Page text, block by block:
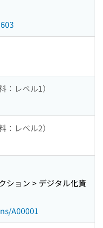
レベル1）
レベル2）
ション > デジタル化資
A00001